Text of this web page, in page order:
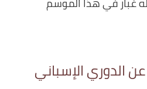
الدوري الإسباني